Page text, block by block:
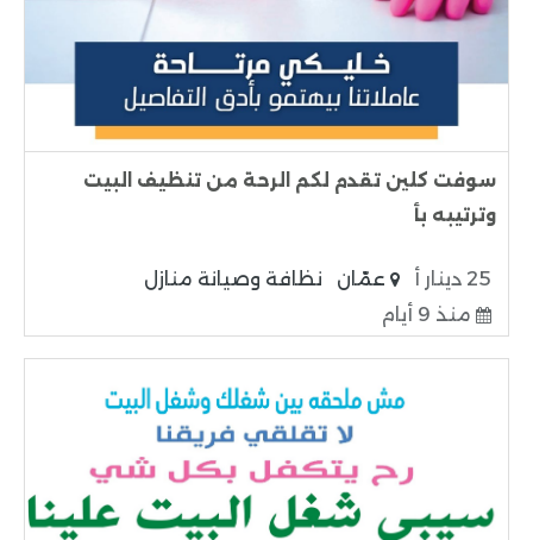
سوفت كلين تقدم لكم الرحة من تنظيف البيت
وترتيبه بأ
25 دينار أ عمّان
نظافة وصيانة منازل
منذ 9 أيام